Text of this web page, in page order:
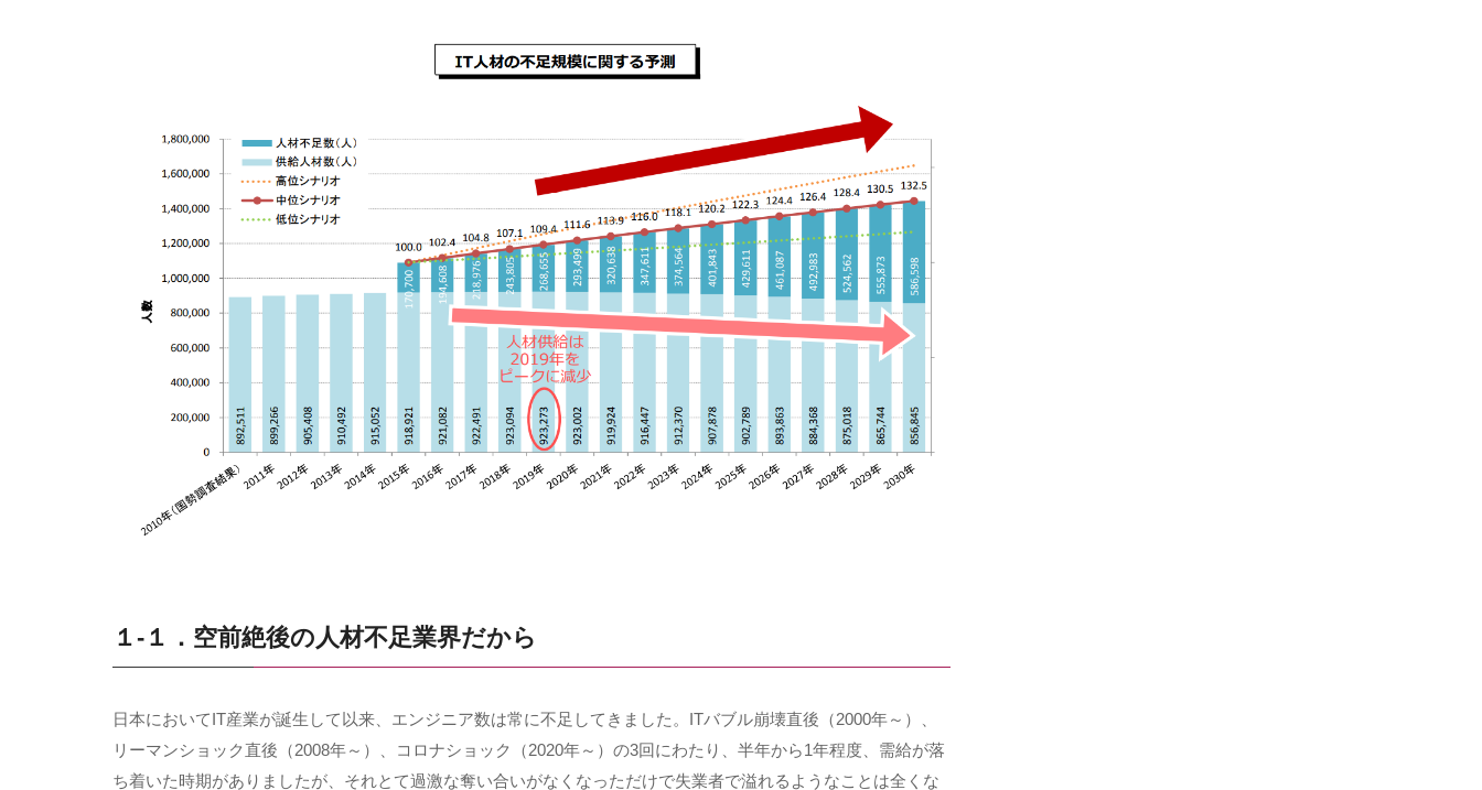
１-１．空前絶後の人材不足業界だから
日本においてIT産業が誕生して以来、エンジニア数は常に不足してきました。 ITバブル崩壊直後（2000年～）、
リーマンショック直後（2008年～）、コロナショック（2020年～）の3回にわたり、半年から1年程度、需給が落
ち着いた時期がありましたが、それとて過激な奪い合いがなくなっただけで失業者で溢れるようなことは全くな